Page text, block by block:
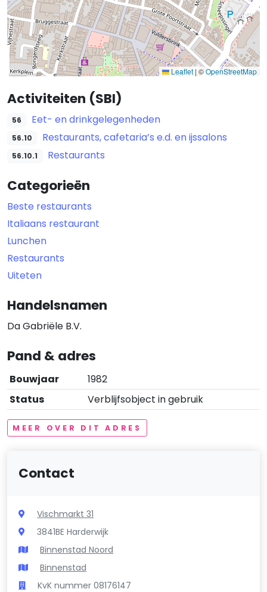
Leaflet | ©OpenStreetMap
Activiteiten (SBI)
56 Eet- en drinkgelegenheden
56.10 Restaurants, cafetaria’s e.d. en ijssalons
56.10.1 Restaurants
Categorieën
Beste restaurants
Italiaans restaurant
Lunchen
Restaurants
Uiteten
Handelsnamen
Da Gabriële B.V.
Pand & adres
Bouwjaar
1982
Status
Verblijfsobject in gebruik
MEER OVER DIT ADRES
Contact
Vischmarkt 31
3841BE Harderwijk
Binnenstad Noord
Binnenstad
KvK nummer 08176147